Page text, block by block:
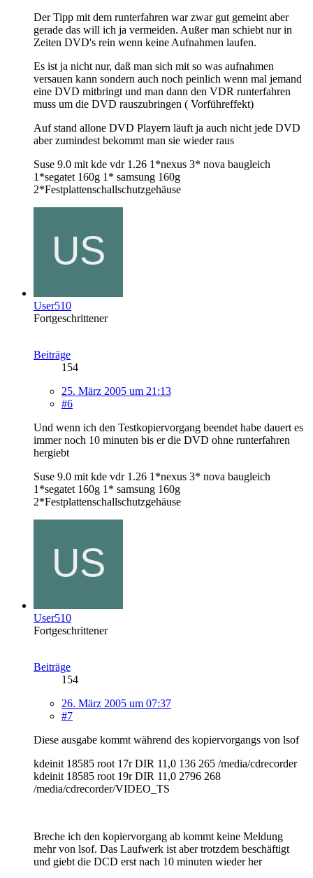
Der Tipp mit dem runterfahren war zwar gut gemeint aber
gerade das will ich ja vermeiden. Außer man schiebt nur in
Zeiten DVD's rein wenn keine Aufnahmen laufen.
Es ist ja nicht nur, daß man sich mit so was aufnahmen
versauen kann sondern auch noch peinlich wenn mal jemand
eine DVD mitbringt und man dann den VDR runterfahren
muss um die DVD rauszubringen ( Vorführeffekt)
Auf stand allone DVD Playern läuft ja auch nicht jede DVD
aber zumindest bekommt man sie wieder raus
Suse 9.0 mit kde vdr 1.26 1*nexus 3* nova baugleich
1*segatet 160g 1* samsung 160g
2*Festplattenschallschutzgehäuse
User510
Fortgeschrittener
Beiträge
154
25. März 2005 um 21:13
#6
Und wenn ich den Testkopiervorgang beendet habe dauert es
immer noch 10 minuten bis er die DVD ohne runterfahren
hergiebt
Suse 9.0 mit kde vdr 1.26 1*nexus 3* nova baugleich
1*segatet 160g 1* samsung 160g
2*Festplattenschallschutzgehäuse
User510
Fortgeschrittener
Beiträge
154
26. März 2005 um 07:37
#7
Diese ausgabe kommt während des kopiervorgangs von lsof
kdeinit 18585 root 17r DIR 11,0 136 265 /media/cdrecorder
kdeinit 18585 root 19r DIR 11,0 2796 268
/media/cdrecorder/VIDEO_TS
Breche ich den kopiervorgang ab kommt keine Meldung
mehr von lsof. Das Laufwerk ist aber trotzdem beschäftigt
und giebt die DCD erst nach 10 minuten wieder her